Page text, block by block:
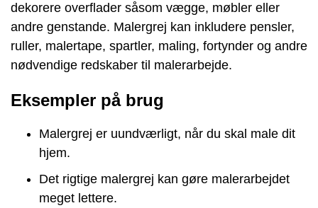
dekorere overflader såsom vægge, møbler eller
andre genstande. Malergrej kan inkludere pensler,
ruller, malertape, spartler, maling, fortynder og andre
nødvendige redskaber til malerarbejde.
Eksempler på brug
Malergrej er uundværligt, når du skal male dit
hjem.
Det rigtige malergrej kan gøre malerarbejdet
meget lettere.